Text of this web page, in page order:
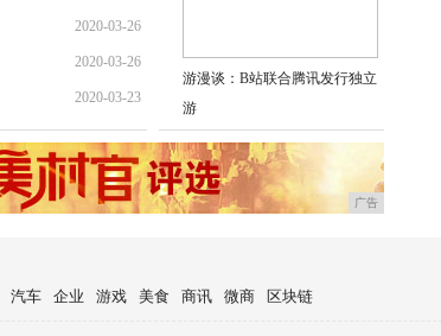
2020-03-26
2020-03-26
2020-03-23
游漫谈：B站联合腾讯发行独立
游
广告
汽车 企业 游戏 美食 商讯 微商 区块链